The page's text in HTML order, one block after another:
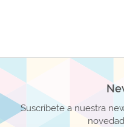
Suscríbete a nuestra